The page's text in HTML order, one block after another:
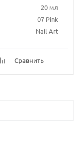
20 мл
07 Pink
Nail Art
Сравнить